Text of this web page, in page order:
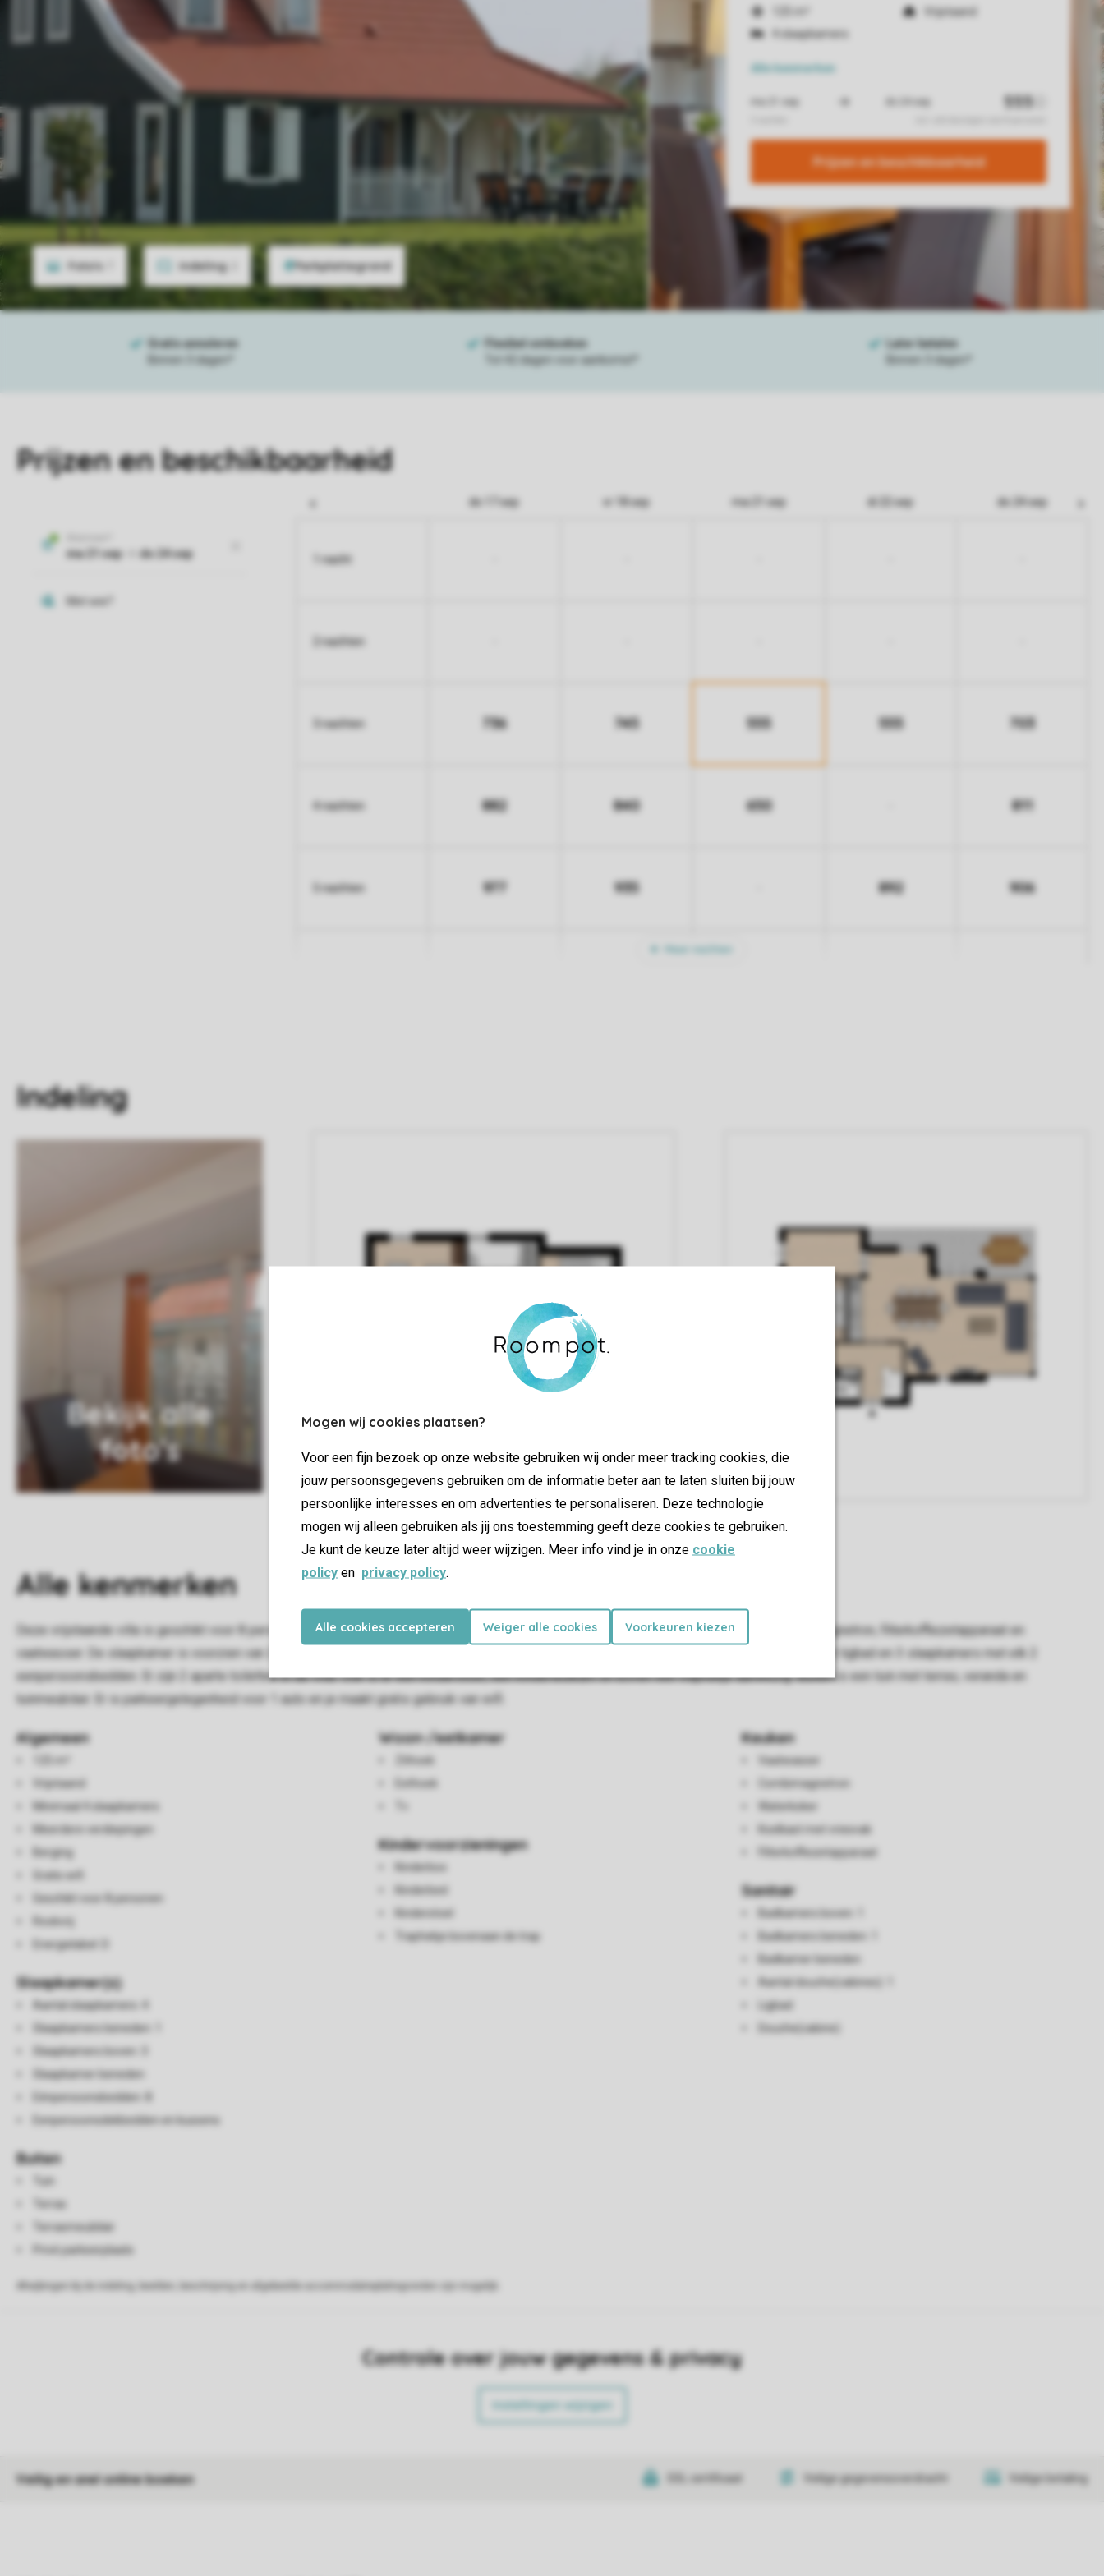
Mogen wij cookies plaatsen?
Voor een fijn bezoek op onze website gebruiken wij onder meer tracking cookies, die
jouw persoonsgegevens gebruiken om de informatie beter aan te laten sluiten bij jouw
persoonlijke interesses en om advertenties te personaliseren. Deze technologie
mogen wij alleen gebruiken als jij ons toestemming geeft deze cookies te gebruiken.
Je kunt de keuze later altijd weer wijzigen. Meer info vind je in onze cookie
policy en privacy policy.
Alle cookies accepteren Weiger alle cookies Voorkeuren kiezen
Foto's Indeling
Vrijstaand
4 slaapkamers
Alle kenmerken
Prijzen en beschikbaarheid
Prijzen en beschikbaarheid
do 17 sep vr 18 sep ma 21 sep di 22 sep do 24 sep
1 nacht
2 nachten
3 nachten 736 745 555 555 703
4 nachten 882 840 650 811
5 nachten 977 935 892 906
Indeling
Bekijk alle
foto's
Allekenmerken
Deze vrijstaande villa is geschikt voor 8 personen. Beneden vind je de woonkamer met televisie en de keuken met onder andere een combimagnetron, filterkoffiezetapparaat en
vaatwasser. De slaapkamer is voorzien van 2 eenpersoonsbedden en de badkamer beschikt over een douche. Boven vind je een badkamer met ligbad en 3 slaapkamers met elk 2
eenpersoonsbedden. Er zijn 2 aparte toiletten in de villa. Ook is er een kinderstoel, een kinderledikant en boven een traphekje aanwezig. Buiten is een tuin met terras, veranda en
tuinmeubilair. Er is parkeergelegenheid voor 1 auto en je maakt gratis gebruik van wifi.
Algemeen
Vrijstaand
Minimaal 4 slaapkamers
Meerdere verdiepingen
Berging
Gratis wifi
Geschikt voor 8 personen
Rookvrij
Energielabel: D
Slaapkamer(s)
Aantal slaapkamers: 4
Slaapkamers beneden: 1
Slaapkamers boven: 3
Slaapkamer beneden
Eénpersoonsbedden: 8
Eenpersoonsdekbedden en kussens
Buiten
Tuin
Terras
Terrasmeubilair
Privé parkeerplaats
Woon-/eetkamer
Zithoek
Eethoek
Kindervoorzieningen
Kinderbox
Kinderbed
Kinderstoel
Traphekje bovenaan de trap
Keuken
Vaatwasser
Combimagnetron
Waterkoker
Koelkast met vriesvak
Filterkoffiezetapparaat
Sanitair
Badkamers boven: 1
Badkamers beneden: 1
Badkamer beneden
Aantal douche(cabines): 1
Ligbad
Douche(cabine)
Controle over jouw gegevens & privacy
Instellingen wijzigen
Veilig en snel online boeken SSL certificaat Veilige gegevensoverdracht Veilige betaling